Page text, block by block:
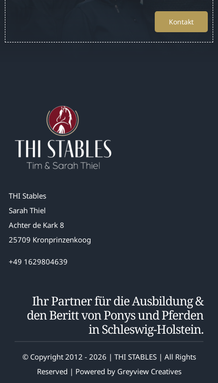
Kontakt
THI Stables
Sarah Thiel
Achter de Kark 8
25709 Kronprinzenkoog
+49 1629804639
Ihr Partner für die Ausbildung &
den Beritt von Ponys und Pferden
in Schleswig-Holstein.
© Copyright 2012 - 2026 | THI STABLES | All Rights
Reserved | Powered by Greyview Creatives